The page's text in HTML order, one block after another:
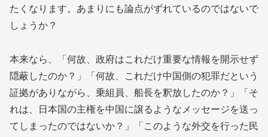
たくなります。あまりにも論点がずれているのではないで
しょうか？
本来なら、「何故、政府はこれだけ重要な情報を開示せず
隠蔽したのか？」「何故、これだけ中国側の犯罪だという
証拠がありながら、乗組員、船長を釈放したのか？」「そ
れは、日本国の主権を中国に譲るようなメッセージを送っ
てしまったのではないか？」「このような外交を行った民